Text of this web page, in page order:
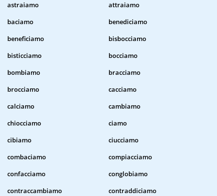
astraiamo
attraiamo
baciamo
benediciamo
beneficiamo
bisbocciamo
bisticciamo
bocciamo
bombiamo
bracciamo
brocciamo
cacciamo
calciamo
cambiamo
chiocciamo
ciamo
cibiamo
ciucciamo
combaciamo
compiacciamo
confacciamo
conglobiamo
contraccambiamo
contraddiciamo